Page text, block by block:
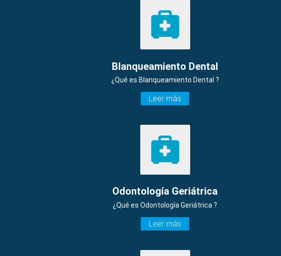
Blanqueamiento Dental
¿Qué es Blanqueamiento Dental ?
Leer más
Odontología Geriátrica
¿Qué es Odontología Geriátrica ?
Leer más